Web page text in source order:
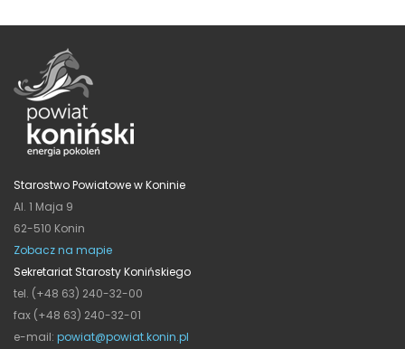
Starostwo Powiatowe w Koninie
Al. 1 Maja 9
62-510 Konin
Zobacz na mapie
Sekretariat Starosty Konińskiego
tel. (+48 63) 240-32-00
fax (+48 63) 240-32-01
e-mail: powiat@powiat.konin.pl